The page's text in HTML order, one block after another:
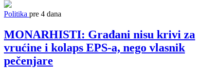
Politika pre 4 dana
MONARHISTI: Građani nisu krivi za
vrućine i kolaps EPS-a, nego vlasnik
pečenjare